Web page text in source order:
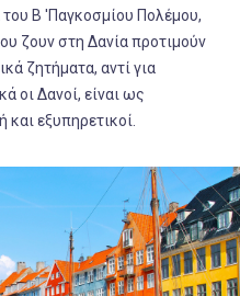
του Β 'Παγκοσμίου Πολέμου,
ζουν στη Δανία προτιμούν
ζητήματα, αντί για
οι Δανοί, είναι ως
και εξυπηρετικοί.